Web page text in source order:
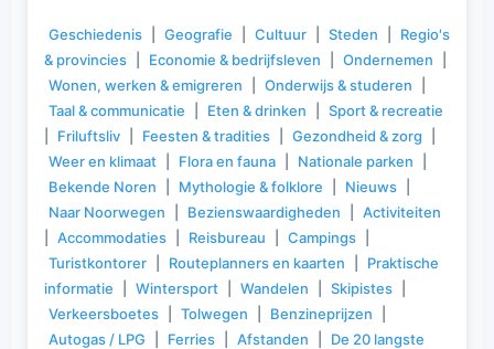
Geschiedenis Geografie Cultuur Steden
Regio's
& provincies
Economie & bedrijfsleven Ondernemen
Wonen, werken & emigreren
Onderwijs & studeren
Taal & communicatie
Eten & drinken
Sport & recreatie
Friluftsliv Feesten & tradities Gezondheid & zorg
Weer en klimaat
Flora en fauna Nationale parken
Bekende Noren
Mythologie & folklore Nieuws
Naar Noorwegen
Bezienswaardigheden
Activiteiten
Accommodaties Reisbureau Campings
Turistkontorer
Routeplanners en kaarten
Praktische
informatie
Wintersport Wandelen Skipistes
Verkeersboetes
Tolwegen Benzineprijzen
Autogas / LPG
Ferries Afstanden
De 20 langste